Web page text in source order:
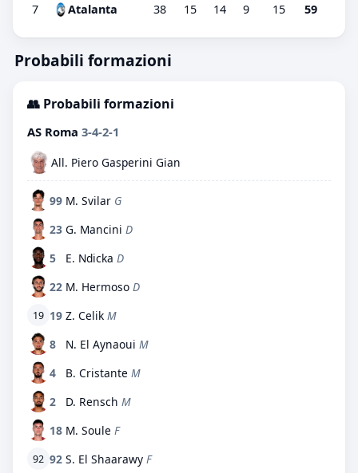
7 Atalanta 38 15 14 9 15 59
Probabili formazioni
👥 Probabili formazioni
AS Roma 3-4-2-1
All. Piero Gasperini Gian
99 M. Svilar G
23 G. Mancini D
5
E. Ndicka D
22 M. Hermoso D
19 19 Z. Celik M
8
N. El Aynaoui M
4
B. Cristante M
2
D. Rensch M
18 M. Soule F
92 92 S. El Shaarawy F